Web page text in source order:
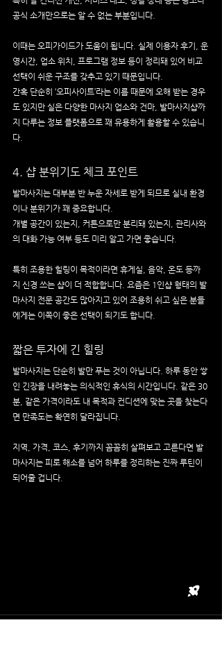
공식 소개만으로는 알 수 없는 부분입니다.
이때는 오피가이드가 도움이 됩니다. 실제 이용자 후기, 운
영시간, 업소 위치, 프로그램 정보 등이 정리돼 있어 비교
선택이 쉬운 구조를 갖추고 있기 때문입니다.
간혹 단순히 ‘오피사이트’라는 이름 때문에 오해 받는 경우
도 있지만 실은 다양한 마사지 업소와 건마, 발마사지샵까
지 다루는 정보 플랫폼으로 꽤 유용하게 활용할 수 있습니
다.
4. 샵 분위기도 체크 포인트
발마사지는 대부분 반 누운 자세로 받게 되므로 실내 환경
이나 분위기가 꽤 중요합니다.
개별 공간이 있는지, 커튼으로만 분리돼 있는지, 관리사와
의 대화 가능 여부 등도 미리 알고 가면 좋습니다.
특히 조용한 힐링이 목적이라면 휴게실, 음악, 온도 등까
지 신경 쓰는 샵이 더 적합합니다. 요즘은 1인샵 형태의 발
마사지 전문 공간도 많아지고 있어 조용히 쉬고 싶은 분들
에게는 이쪽이 좋은 선택이 되기도 합니다.
짧은 투자에 긴 힐링
발마사지는 단순히 발만 푸는 것이 아닙니다. 하루 동안 쌓
인 긴장을 내려놓는 의식적인 휴식의 시간입니다. 같은 30
분, 같은 가격이라도 내 목적과 컨디션에 맞는 곳을 찾는다
면 만족도는 확연히 달라집니다.
지역, 가격, 코스, 후기까지 꼼꼼히 살펴보고 고른다면 발
마사지는 피로 해소를 넘어 하루를 정리하는 진짜 루틴이
되어줄 겁니다.